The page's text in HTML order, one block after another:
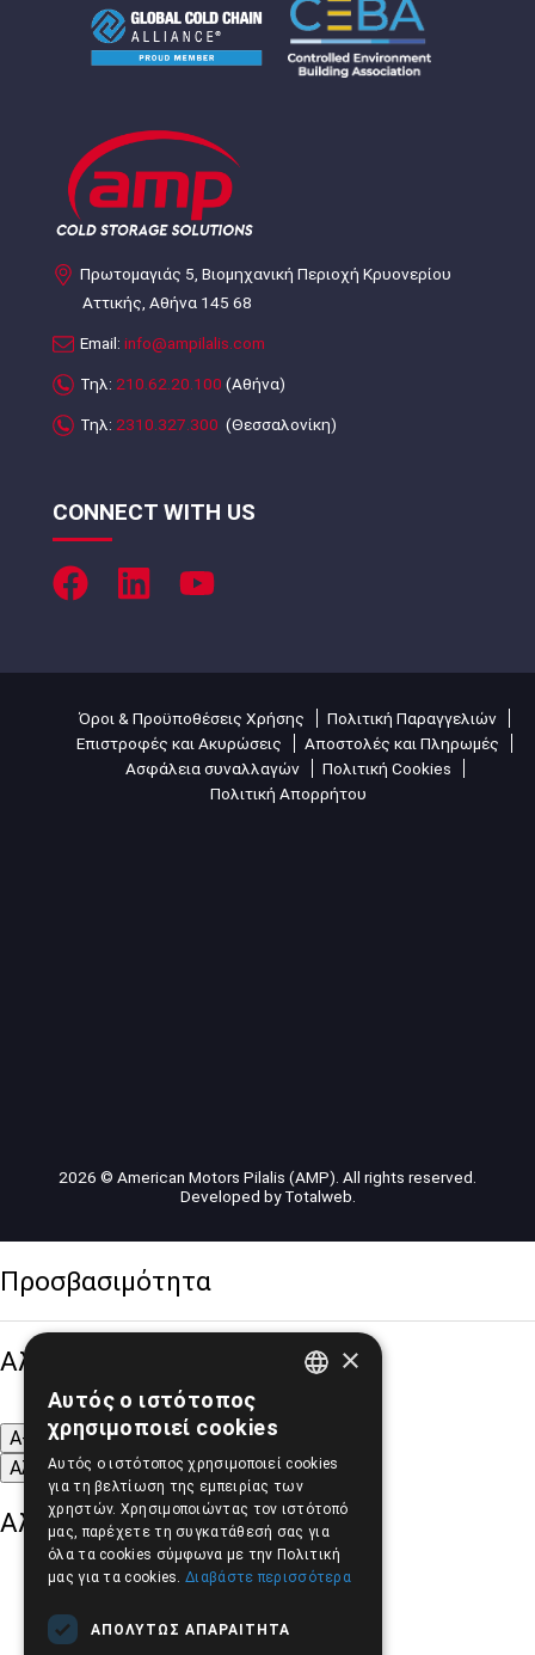
Πρωτομαγιάς 5, Βιομηχανική Περιοχή Κρυονερίου
Αττικής, Αθήνα 145 68
Email: info@ampilalis.com
Τηλ: 210.62.20.100 (Αθήνα)
Τηλ: 2310.327.300 (Θεσσαλονίκη)
CONNECT WITH US
Όροι & Προϋποθέσεις Χρήσης
Πολιτική Παραγγελιών
Επιστροφές και Ακυρώσεις
Αποστολές και Πληρωμές
Ασφάλεια συναλλαγών
Πολιτική Cookies
Πολιτική Απορρήτου
2026 © American Motors Pilalis (AMP). All rights reserved.
Developed byTotalweb
Προσβασιμότητα
Αλλαγή Μεγέθους
A- A+
A
Αλλαγή Γραμματοσειράς
Αλλαγή Χρώματος
×
Αυτός ο ιστότοπος
χρησιμοποιεί cookies
Αυτός ο ιστότοπος χρησιμοποιεί cookies
για τη βελτίωση της εμπειρίας των
χρηστών. Χρησιμοποιώντας τον ιστότοπό
μας, παρέχετε τη συγκατάθεσή σας για
όλα τα cookies σύμφωνα με την Πολιτική
μας για τα cookies. Διαβάστε περισσότερα
ΑΠΟΛΎΤΩΣ ΑΠΑΡΑΊΤΗΤΑ